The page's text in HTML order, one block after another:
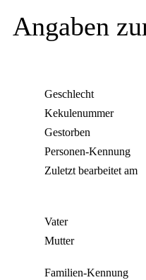
Angaben
Geschlecht
Kekulenummer
Gestorben
Personen-Kennung
Zuletzt bearbeitet am
Vater
Mutter
Familien-Kennung